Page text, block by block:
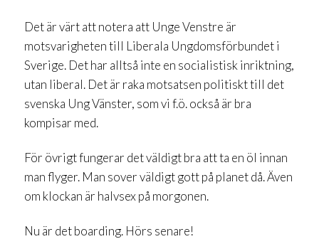
Det är värt att notera att Unge Venstre är
motsvarigheten till Liberala Ungdomsförbundet i
Sverige. Det har alltså inte en socialistisk inriktning,
utan liberal. Det är raka motsatsen politiskt till det
svenska Ung Vänster, som vi f.ö. också är bra
kompisar med.
För övrigt fungerar det väldigt bra att ta en öl innan
man flyger. Man sover väldigt gott på planet då. Även
om klockan är halvsex på morgonen.
Nu är det boarding. Hörs senare!